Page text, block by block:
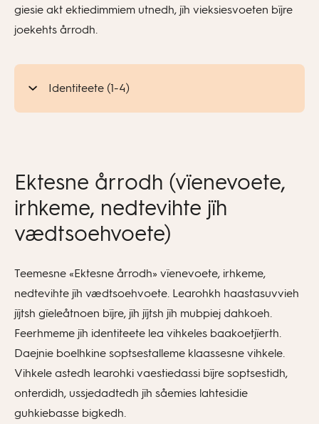
giesie akt ektiedimmiem utnedh, jïh vieksiesvoeten bïjre
joekehts årrodh.
Identiteete (1-4)
Ektesne årrodh (vïenevoete,
irhkeme, nedtevihte jïh
vædtsoehvoete)
Teemesne «Ektesne årrodh» vïenevoete, irhkeme,
nedtevihte jïh vædtsoehvoete. Learohkh haastasuvvieh
jïjtsh gïeleåtnoen bïjre, jïh jïjtsh jïh mubpiej dahkoeh.
Feerhmeme jïh identiteete lea vihkeles baakoetjïerth.
Daejnie boelhkine soptsestalleme klaassesne vihkele.
Vihkele astedh learohki vaestiedassi bïjre soptsestidh,
onterdidh, ussjedadtedh jïh såemies lahtesidie
guhkiebasse bigkedh.